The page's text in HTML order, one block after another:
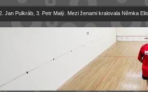
Jan Pulkráb, 3. Petr Malý. Mezi ženami kralovala Němka